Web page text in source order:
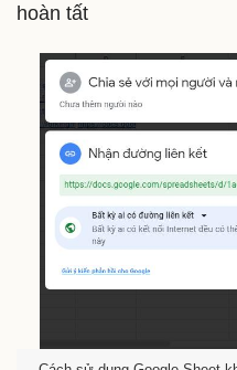
hoàn tất